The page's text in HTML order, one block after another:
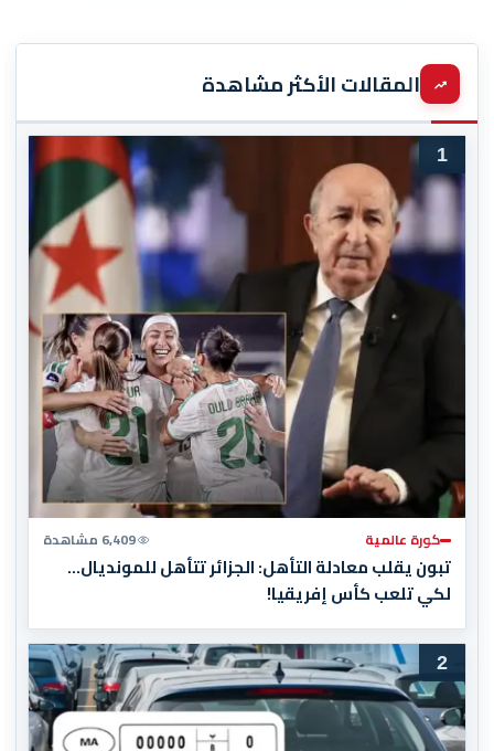
المقالات الأكثر مشاهدة
1
كورة عالمية 6,409 مشاهدة
تبون يقلب معادلة التأهل: الجزائر تتأهل للمونديال…
لكي تلعب كأس إفريقيا!
2